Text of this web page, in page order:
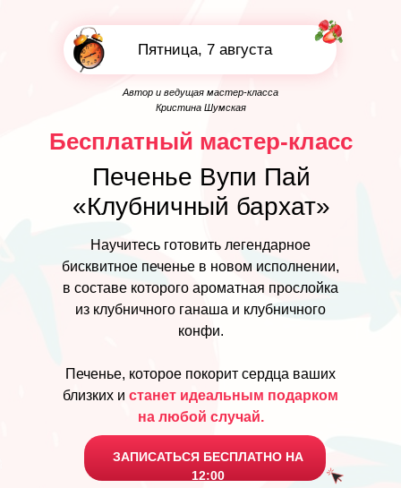
Автор и ведущая мастер-класса
Кристина Шумская
Бесплатный мастер-класс
Печенье Вупи Пай
«Клубничный бархат»
Научитесь готовить легендарное
бисквитное печенье в новом исполнении,
в составе которого ароматная прослойка
из клубничного ганаша и клубничного
конфи.
Печенье, которое покорит сердца ваших
близких и станет идеальным подарком
на любой случай.
Пятница, 7 августа
ЗАПИСАТЬСЯ БЕСПЛАТНО НА
12:00